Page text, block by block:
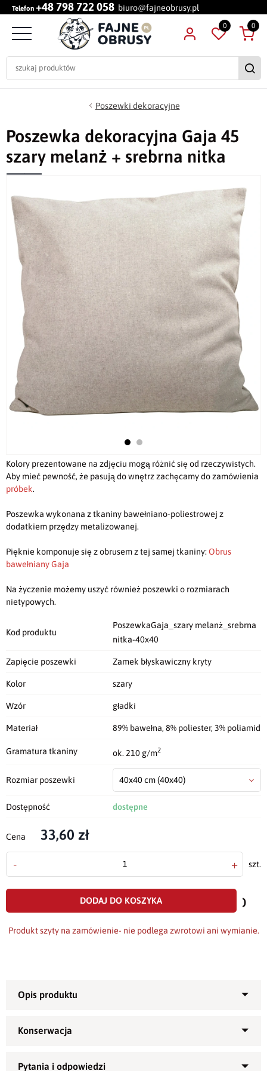
Telefon +48 798 722 058 biuro@fajneobrusy.pl
0 0
Poszewki dekoracyjne
Poszewka dekoracyjna Gaja 45
szary melanż + srebrna nitka
Kolory prezentowane na zdjęciu mogą różnić się od rzeczywistych.
Aby mieć pewność, że pasują do wnętrz zachęcamy do zamówienia
próbek.
Poszewka wykonana z tkaniny bawełniano-poliestrowej z
dodatkiem przędzy metalizowanej.
Pięknie komponuje się z obrusem z tej samej tkaniny:Obrus
bawełniany Gaja
Na życzenie możemy uszyć również poszewki o rozmiarach
nietypowych.
Kod produktu
PoszewkaGaja_szary melanż_srebrna
nitka-40x40
Zapięcie poszewki Zamek błyskawiczny kryty
Kolor szary
Wzór gładki
Materiał 89% bawełna, 8% poliester, 3% poliamid
Gramatura tkaniny ok. 210 g/m2
Rozmiar poszewki 40x40 cm(40x40)
Dostępność dostępne
Cena 33,60 zł
- + szt.
DODAJ DO KOSZYKA
do
Produkt szyty na zamówienie- nie podlega zwrotowi ani wymianie.
Poszewka dekoracyjna Gaja,
nitka: